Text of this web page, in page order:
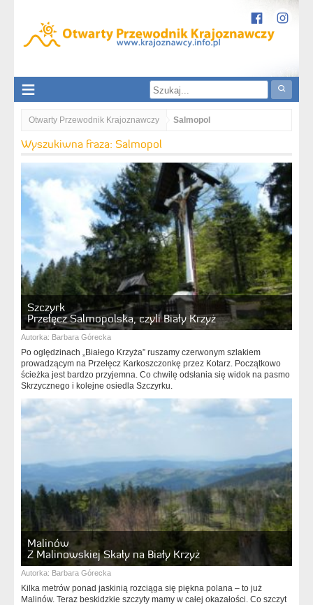
Otwarty Przewodnik Krajoznawczy Salmopol
Wyszukiwna fraza: Salmopol
Szczyrk
Przełęcz Salmopolska, czyli Biały Krzyż
Autorka: Barbara Górecka
Po oględzinach „Białego Krzyża” ruszamy czerwonym szlakiem
prowadzącym na Przełęcz Karkoszczonkę przez Kotarz. Początkowo
ścieżka jest bardzo przyjemna. Co chwilę odsłania się widok na pasmo
Skrzycznego i kolejne osiedla Szczyrku.
Malinów
Z Malinowskiej Skały na Biały Krzyż
Autorka: Barbara Górecka
Kilka metrów ponad jaskinią rozciąga się piękna polana – to już
Malinów. Teraz beskidzkie szczyty mamy w całej okazałości. Co szczyt